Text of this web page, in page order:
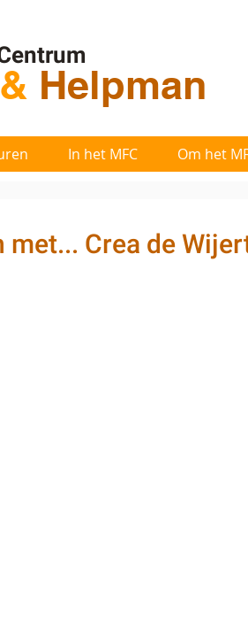
& Helpman
In het MFC Om het
met... Crea de